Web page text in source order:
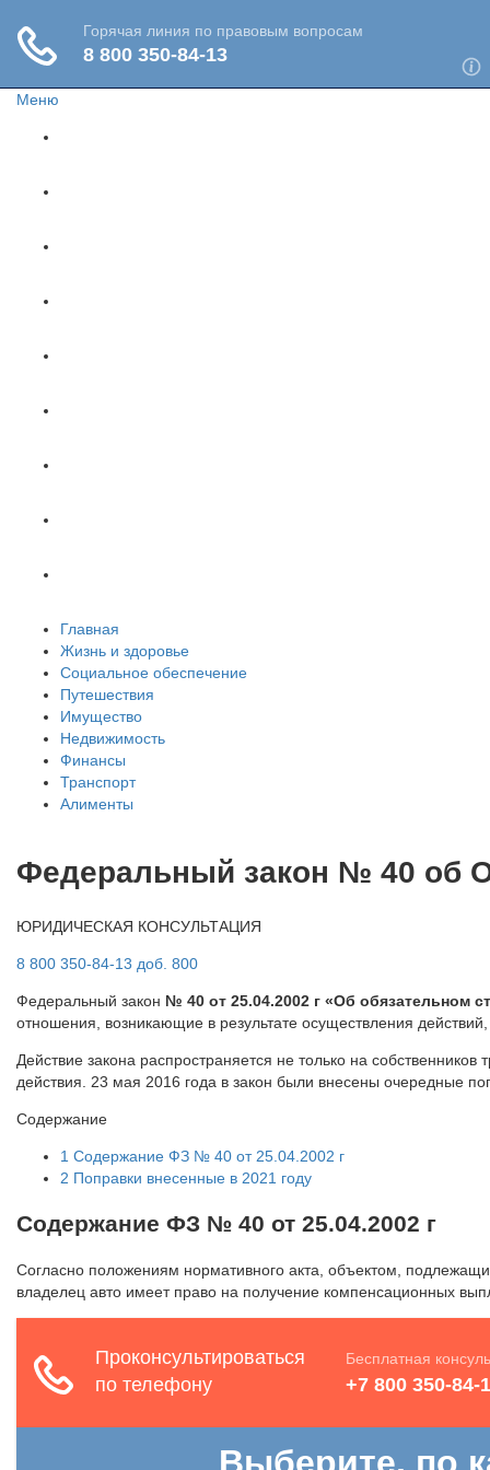
Меню
Главная
Жизнь и здоровье
Социальное обеспечение
Путешествия
Имущество
Недвижимость
Финансы
Транспорт
Алименты
Федеральный закон № 40 об
ЮРИДИЧЕСКАЯ КОНСУЛЬТАЦИЯ
8 800 350-84-13 доб. 800
Федеральный закон № 40 от 25.04.2002 г «Об обязательном
отношения, возникающие в результате осуществления
Действие закона распространяется не только на
действия. 23 мая 2016 года в закон были внесены очередные
Содержание
1 Содержание ФЗ № 40 от 25.04.2002 г
2 Поправки внесенные в 2021 году
Содержание ФЗ № 40 от 25.04.2002 г
Согласно положениям нормативного акта, объектом,
владелец авто имеет право на получение компенсационных